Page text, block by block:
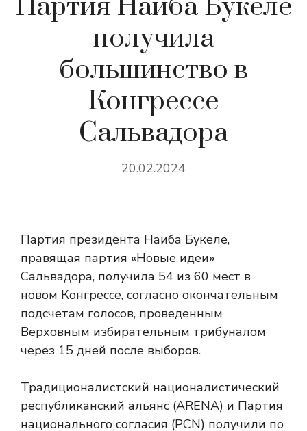
Партия Наиба Букеле
получила
большинство в
Конгрессе
Сальвадора
20.02.2024
Партия президента Наиба Букеле,
правящая партия «Новые идеи»
Сальвадора, получила 54 из 60 мест в
новом Конгрессе, согласно окончательным
подсчетам голосов, проведенным
Верховным избирательным трибуналом
через 15 дней после выборов.
Традиционалистский националистический
республиканский альянс (ARENA) и Партия
национального согласия (PCN) получили по